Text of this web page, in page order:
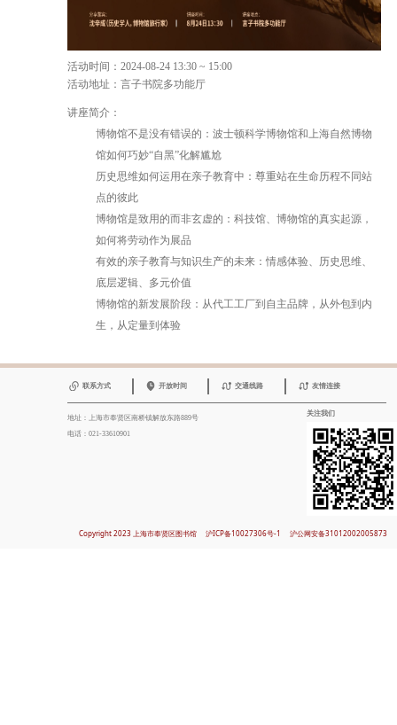
活动时间：2024-08-24 13:30 ~ 15:00
活动地址：言子书院多功能厅
讲座简介：
博物馆不是没有错误的：波士顿科学博物馆和上海自然博物
馆如何巧妙“自黑”化解尴尬
历史思维如何运用在亲子教育中：尊重站在生命历程不同站
点的彼此
博物馆是致用的而非玄虚的：科技馆、博物馆的真实起源，
如何将劳动作为展品
有效的亲子教育与知识生产的未来：情感体验、历史思维、
底层逻辑、多元价值
博物馆的新发展阶段：从代工工厂到自主品牌，从外包到内
生，从定量到体验
联系方式 开放时间 交通线路 友情连接
地址：上海市奉贤区南桥镇解放东路889号
电话：021-33610901
关注我们
Copyright 2023 上海市奉贤区图书馆 沪ICP备10027306号-1 沪公网安备31012002005873